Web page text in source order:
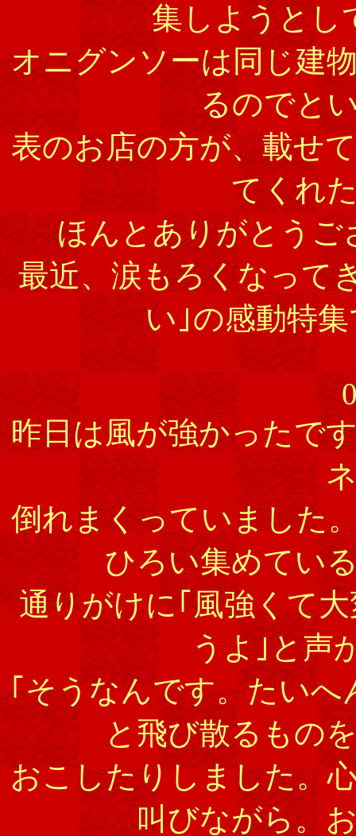
集しようとし
オニグンソーは同じ建
るのでと
表のお店の方が、載せ
てくれ
ほんとありがとうご
最近、涙もろくなって
い｣の感動特
昨日は風が強かったで
倒れまくっていました
ひろい集めてい
通りがけに｢風強くて
うよ｣と声
｢そうなんです。たい
と飛び散るもの
おこしたりしました。
叫びながら。